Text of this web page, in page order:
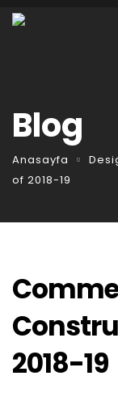
Blog
Anasayfa
of 2018-19
2018-19